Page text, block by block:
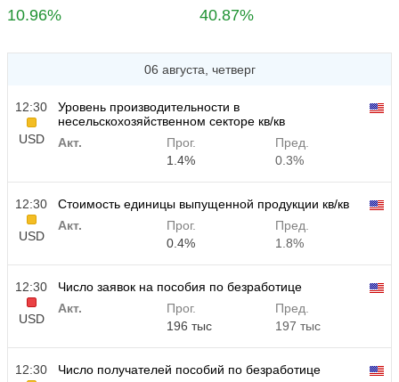
10.96% 40.87%
06 августа, четверг
12:30
USD
Уровень производительности в
несельскохозяйственном секторе кв/кв
Акт.
Прог.
1.4%
Пред.
0.3%
12:30
USD
Стоимость единицы выпущенной продукции кв/кв
Акт.
Прог.
0.4%
Пред.
1.8%
12:30
USD
Число заявок на пособия по безработице
Акт.
Прог.
196 тыс
Пред.
197 тыс
12:30 Число получателей пособий по безработице